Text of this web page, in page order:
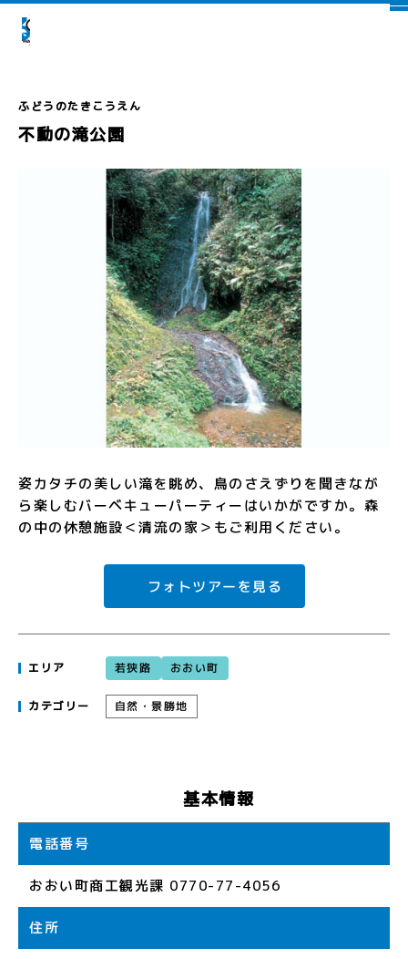
不動の滝公園
姿カタチの美しい滝を眺め、鳥のさえずりを聞きなが
ら楽しむバーベキューパーティーはいかがですか。森
の中の休憩施設＜清流の家＞もご利用ください。
フォトツアーを見る
エリア 若狭路 おおい町
カテゴリー 自然・景勝地
基本情報
電話番号
おおい町商工観光課 0770-77-4056
住所